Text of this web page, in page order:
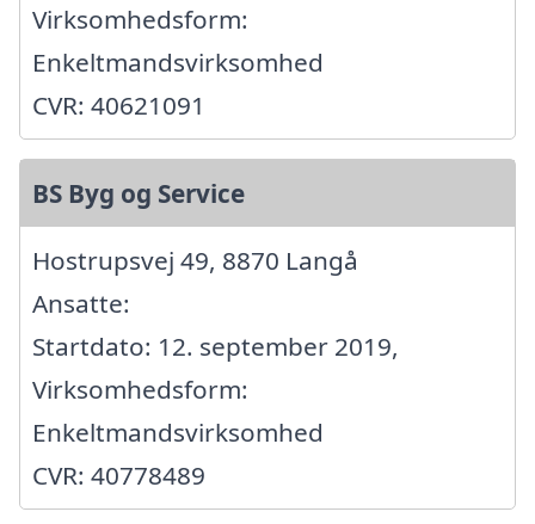
Virksomhedsform:
Enkeltmandsvirksomhed
CVR: 40621091
BS Byg og Service
Hostrupsvej 49, 8870 Langå
Ansatte:
Startdato: 12. september 2019,
Virksomhedsform:
Enkeltmandsvirksomhed
CVR: 40778489